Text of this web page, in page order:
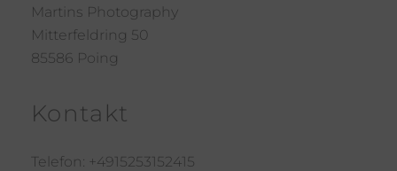
Martins Photography
Mitterfeldring 50
85586 Poing
Kontakt
Telefon: +4915253152415